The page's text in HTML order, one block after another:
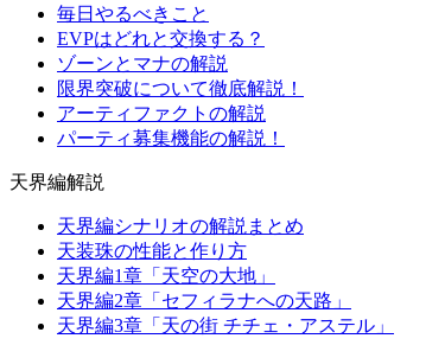
毎日やるべきこと
EVPはどれと交換する？
ゾーンとマナの解説
限界突破について徹底解説！
アーティファクトの解説
パーティ募集機能の解説！
天界編解説
天界編シナリオの解説まとめ
天装珠の性能と作り方
天界編1章「天空の大地」
天界編2章「セフィラナへの天路」
天界編3章「天の街 チチェ・アステル」